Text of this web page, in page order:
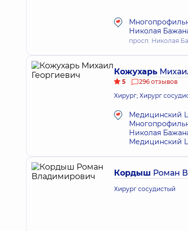
Николая
просп. Николая
Кожухарь
5
296 отзывов
Хирург; Хирург
Медицинский
Николая
Медицинский
Кордыш Роман
Хирург сосудистый